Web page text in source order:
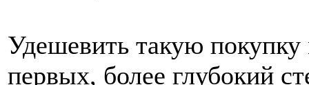
Удешевить такую
первых, более глубокий